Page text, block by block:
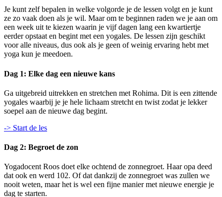
Je kunt zelf bepalen in welke volgorde je de lessen volgt en je kunt
ze zo vaak doen als je wil. Maar om te beginnen raden we je aan om
een week uit te kiezen waarin je vijf dagen lang een kwartiertje
eerder opstaat en begint met een yogales. De lessen zijn geschikt
voor alle niveaus, dus ook als je geen of weinig ervaring hebt met
yoga kun je meedoen.
Dag 1: Elke dag een nieuwe kans
Ga uitgebreid uitrekken en stretchen met Rohima. Dit is een zittende
yogales waarbij je je hele lichaam stretcht en twist zodat je lekker
soepel aan de nieuwe dag begint.
-> Start de les
Dag 2: Begroet de zon
Yogadocent Roos doet elke ochtend de zonnegroet. Haar opa deed
dat ook en werd 102. Of dat dankzij de zonnegroet was zullen we
nooit weten, maar het is wel een fijne manier met nieuwe energie je
dag te starten.